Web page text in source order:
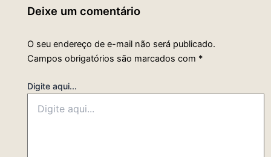
Deixe um comentário
O seu endereço de e-mail não será publicado.
Campos obrigatórios são marcados com *
Digite aqui...